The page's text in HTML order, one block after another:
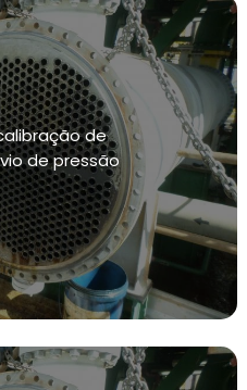
NR13
DE ALIVIO
DE MEDIÇÃO
DE GÁS
de
de pressão